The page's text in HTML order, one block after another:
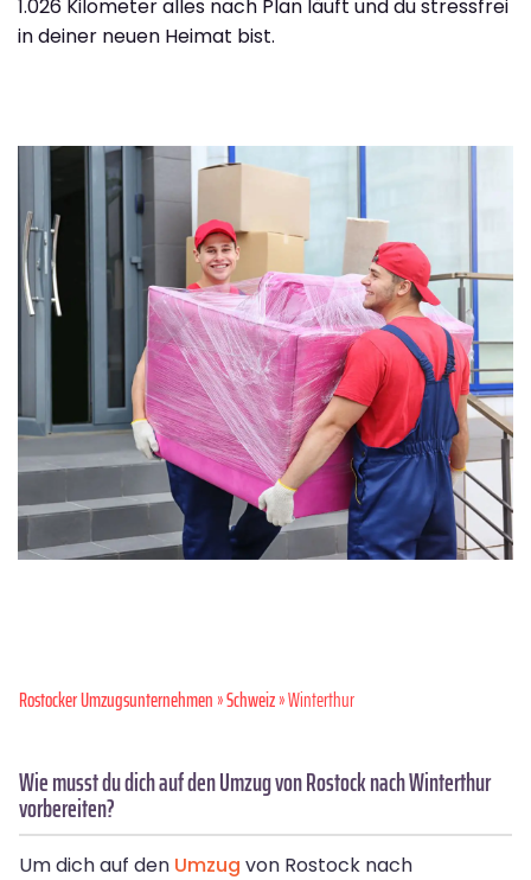
1.026 Kilometer alles nach Plan läuft und du stressfrei
in deiner neuen Heimat bist.
Rostocker Umzugsunternehmen»Schweiz» Winterthur
Wie musst du dich auf den Umzug von Rostock nach Winterthur
vorbereiten?
Um dich auf den Umzug von Rostock nach